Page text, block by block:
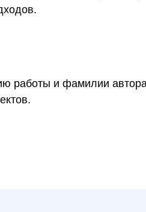
работы и фамилии